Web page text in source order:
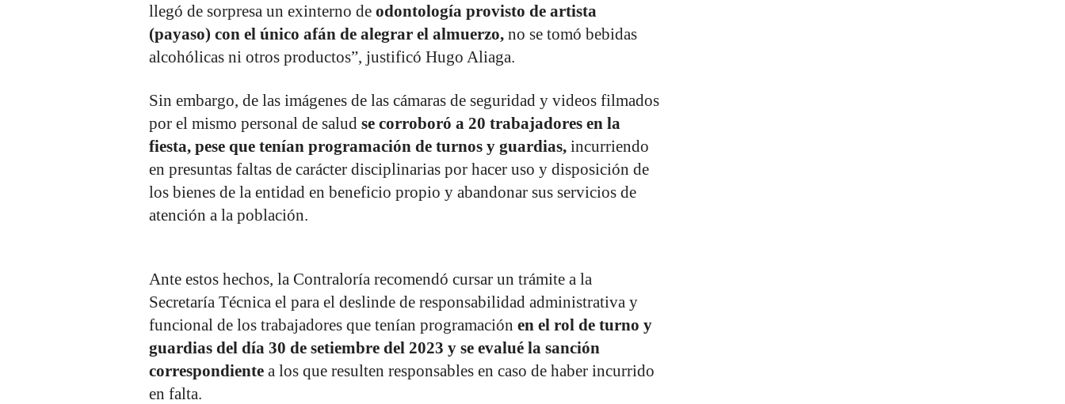
llegó de sorpresa un exinterno de odontología provisto de artista
(payaso) con el único afán de alegrar el almuerzo, no se tomó bebidas
alcohólicas ni otros productos”, justificó Hugo Aliaga.
Sin embargo, de las imágenes de las cámaras de seguridad y videos filmados
por el mismo personal de salud se corroboró a 20 trabajadores en la
fiesta, pese que tenían programación de turnos y guardias, incurriendo
en presuntas faltas de carácter disciplinarias por hacer uso y disposición de
los bienes de la entidad en beneficio propio y abandonar sus servicios de
atención a la población.
Ante estos hechos, la Contraloría recomendó cursar un trámite a la
Secretaría Técnica el para el deslinde de responsabilidad administrativa y
funcional de los trabajadores que tenían programación en el rol de turno y
guardias del día 30 de setiembre del 2023 y se evalué la sanción
correspondiente a los que resulten responsables en caso de haber incurrido
en falta.